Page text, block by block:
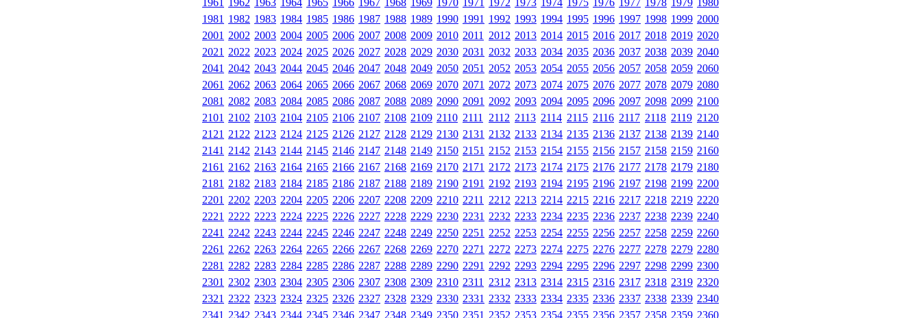
1961 1962 1963 1964 1965 1966 1967 1968 1969 1970 1971 1972 1973 1974 1975 1976 1977 1978 1979 1980
1981 1982 1983 1984 1985 1986 1987 1988 1989 1990 1991 1992 1993 1994 1995 1996 1997 1998 1999 2000
2001 2002 2003 2004 2005 2006 2007 2008 2009 2010 2011 2012 2013 2014 2015 2016 2017 2018 2019 2020
2021 2022 2023 2024 2025 2026 2027 2028 2029 2030 2031 2032 2033 2034 2035 2036 2037 2038 2039 2040
2041 2042 2043 2044 2045 2046 2047 2048 2049 2050 2051 2052 2053 2054 2055 2056 2057 2058 2059 2060
2061 2062 2063 2064 2065 2066 2067 2068 2069 2070 2071 2072 2073 2074 2075 2076 2077 2078 2079 2080
2081 2082 2083 2084 2085 2086 2087 2088 2089 2090 2091 2092 2093 2094 2095 2096 2097 2098 2099 2100
2101 2102 2103 2104 2105 2106 2107 2108 2109 2110 2111 2112 2113 2114 2115 2116 2117 2118 2119 2120
2121 2122 2123 2124 2125 2126 2127 2128 2129 2130 2131 2132 2133 2134 2135 2136 2137 2138 2139 2140
2141 2142 2143 2144 2145 2146 2147 2148 2149 2150 2151 2152 2153 2154 2155 2156 2157 2158 2159 2160
2161 2162 2163 2164 2165 2166 2167 2168 2169 2170 2171 2172 2173 2174 2175 2176 2177 2178 2179 2180
2181 2182 2183 2184 2185 2186 2187 2188 2189 2190 2191 2192 2193 2194 2195 2196 2197 2198 2199 2200
2201 2202 2203 2204 2205 2206 2207 2208 2209 2210 2211 2212 2213 2214 2215 2216 2217 2218 2219 2220
2221 2222 2223 2224 2225 2226 2227 2228 2229 2230 2231 2232 2233 2234 2235 2236 2237 2238 2239 2240
2241 2242 2243 2244 2245 2246 2247 2248 2249 2250 2251 2252 2253 2254 2255 2256 2257 2258 2259 2260
2261 2262 2263 2264 2265 2266 2267 2268 2269 2270 2271 2272 2273 2274 2275 2276 2277 2278 2279 2280
2281 2282 2283 2284 2285 2286 2287 2288 2289 2290 2291 2292 2293 2294 2295 2296 2297 2298 2299 2300
2301 2302 2303 2304 2305 2306 2307 2308 2309 2310 2311 2312 2313 2314 2315 2316 2317 2318 2319 2320
2321 2322 2323 2324 2325 2326 2327 2328 2329 2330 2331 2332 2333 2334 2335 2336 2337 2338 2339 2340
2341 2342 2343 2344 2345 2346 2347 2348 2349 2350 2351 2352 2353 2354 2355 2356 2357 2358 2359 2360